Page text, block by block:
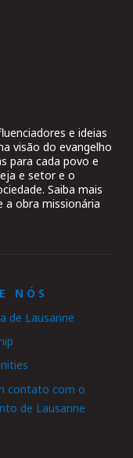
e ideias
visão do evangelho
para cada povo e
e setor e o
Saiba mais
a obra missionária
NÓS
de Lausanne
contato com o
de Lausanne